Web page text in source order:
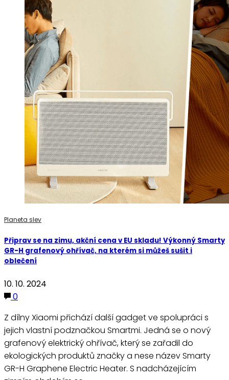
Planeta slev
Připrav se na zimu, akční cena v EU skladu! Výkonný Smarty
GR-H grafenový ohřívač, na kterém si můžeš sušit i
oblečení
10. 10. 2024
0
Z dílny Xiaomi přichází další gadget ve spolupráci s
jejich vlastní podznačkou Smartmi. Jedná se o nový
grafenový elektrický ohřívač, který se zařadil do
ekologických produktů značky a nese název Smarty
GR-H Graphene Electric Heater. S nadcházejícím